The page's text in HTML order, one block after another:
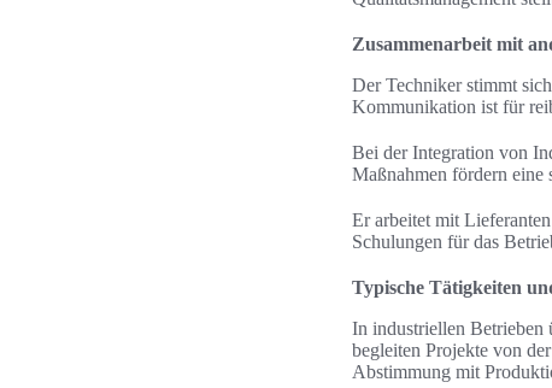
Zusammenarbeit mit
Der Techniker stimmt
Kommunikation ist für
Bei der Integration von
Maßnahmen fördern eine
Er arbeitet mit
Schulungen für das
Typische Tätigkeiten
In industriellen Betrieben
begleiten Projekte von
Abstimmung mit